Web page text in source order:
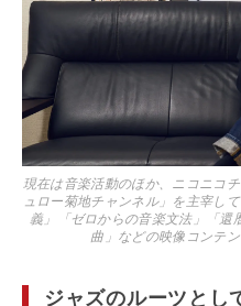
現在は音楽活動のほか、ニコニコ
ュロー菊地チャンネル」を主宰し
義」「ゼロからの音楽文法」「還
曲」などの映像コンテ
ジャズのルーツとし